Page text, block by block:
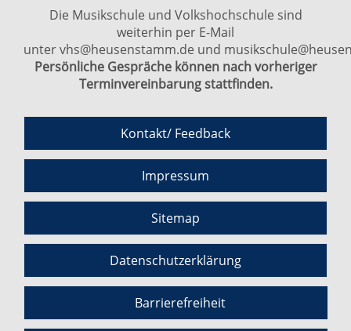
Die Musikschule und Volkshochschule sind
weiterhin per E-Mail
untervhs@heusenstamm.de und
Persönliche Gespräche können nach vorheriger
Terminvereinbarung stattfinden.
Kontakt/ Feedback
Impressum
Sitemap
Datenschutzerklärung
Barrierefreiheit